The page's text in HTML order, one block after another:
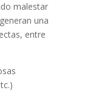
malestar
una
entre